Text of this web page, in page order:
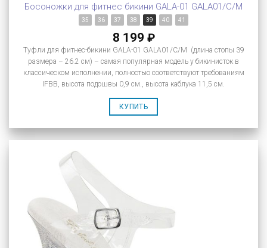
Босоножки для фитнес бикини GALA-01 GALA01/C/M
35 36 37 38 39 40 41
8 199 ₽
Туфли для фитнес-бикини GALA-01 GALA01/C/M (длина стопы 39
размера – 26.2 см) – самая популярная модель у бикинисток в
классическом исполнении, полностью соответствуют требованиям
IFBB, высота подошвы 0,9 см., высота каблука 11,5 см.
КУПИТЬ